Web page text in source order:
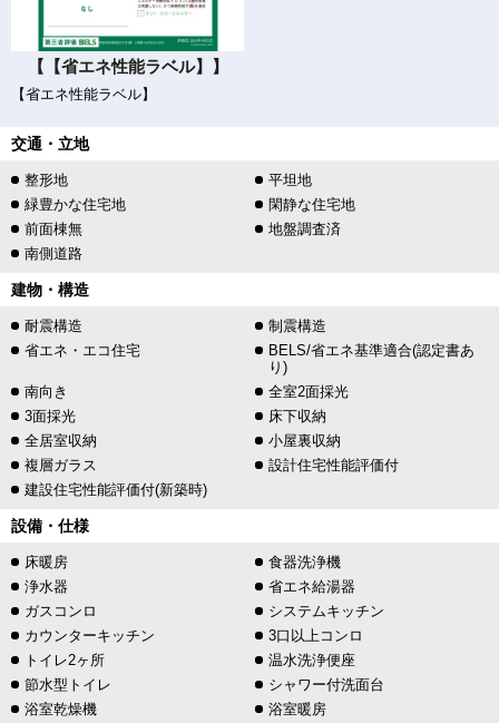
【【省エネ性能ラベル】】
【省エネ性能ラベル】
交通・立地
整形地
平坦地
緑豊かな住宅地
閑静な住宅地
前面棟無
地盤調査済
南側道路
建物・構造
耐震構造
制震構造
省エネ・エコ住宅
BELS/省エネ基準適合(認定書あ
り)
南向き
全室2面採光
3面採光
床下収納
全居室収納
小屋裏収納
複層ガラス
設計住宅性能評価付
建設住宅性能評価付(新築時)
設備・仕様
床暖房
食器洗浄機
浄水器
省エネ給湯器
ガスコンロ
システムキッチン
カウンターキッチン
3口以上コンロ
トイレ2ヶ所
温水洗浄便座
節水型トイレ
シャワー付洗面台
浴室乾燥機
浴室暖房